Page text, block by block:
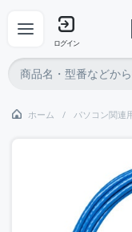
ログイン
ホーム パソコン関連